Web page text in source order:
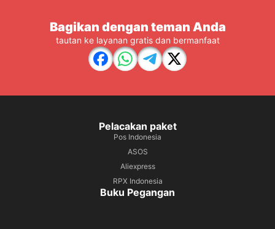
Bagikan dengan teman Anda
tautan ke layanan gratis dan bermanfaat
Pelacakan paket
Pos Indonesia
ASOS
Aliexpress
RPX Indonesia
Buku Pegangan